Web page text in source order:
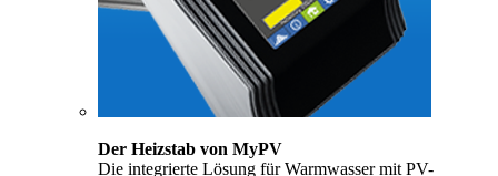
Der Heizstab von MyPV
Die integrierte Lösung für Warmwasser mit PV-